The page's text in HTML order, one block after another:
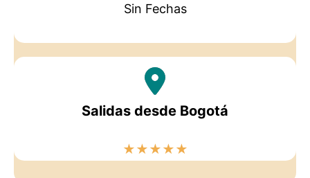
Sin Fechas
Salidas desde Bogotá
★★★★★